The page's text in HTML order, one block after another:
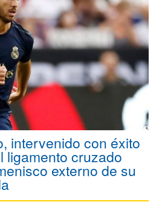
intervenido con éxito
ligamento cruzado
externo de su